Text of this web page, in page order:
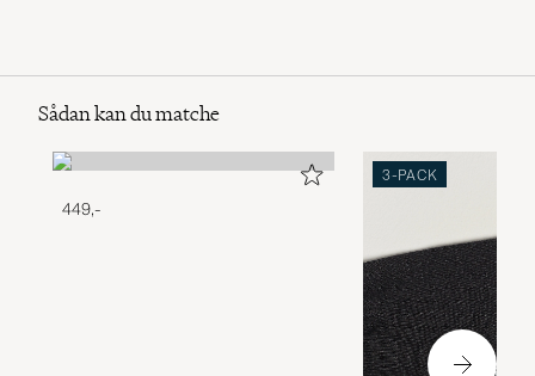
Sådan kan du matche
449,-
3-PACK